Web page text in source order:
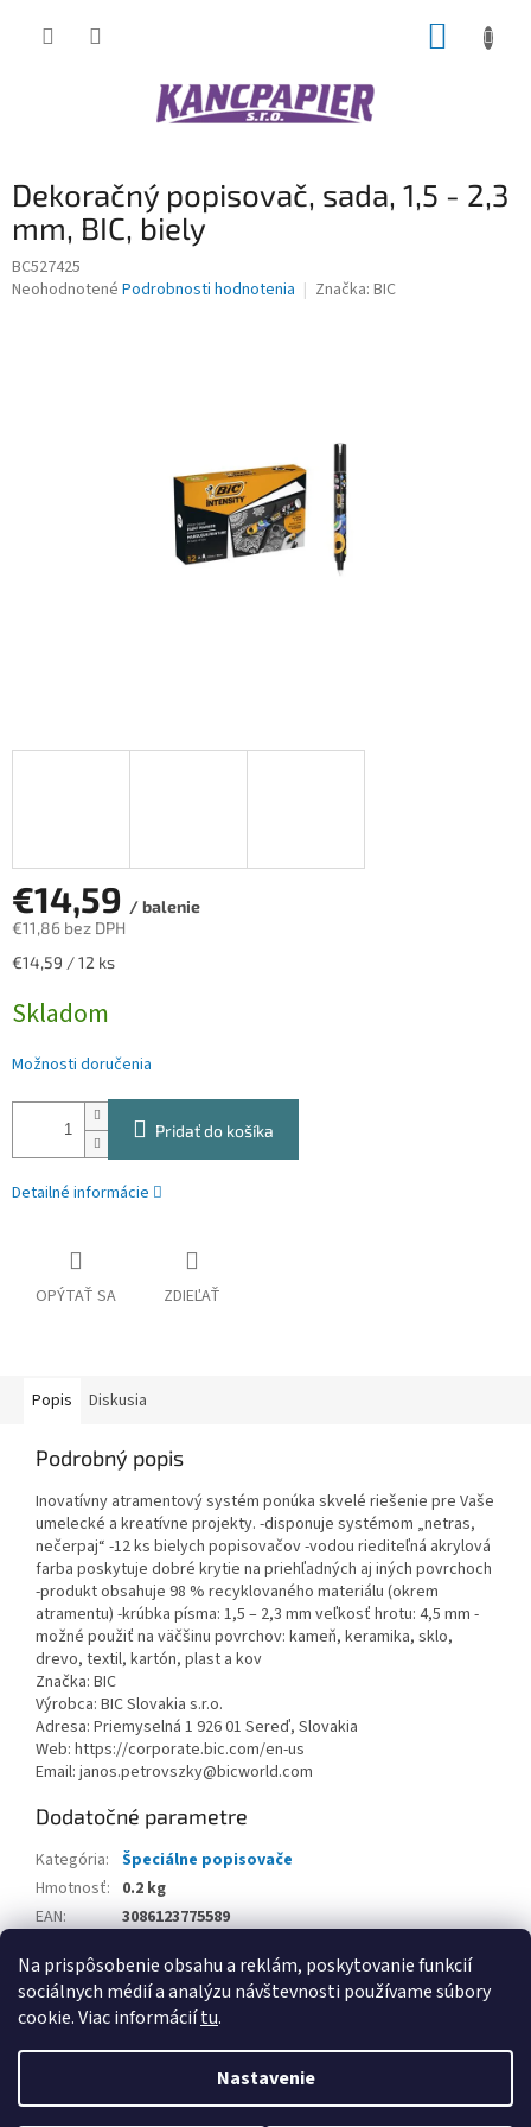
Na prispôsobenie obsahu a reklám, poskytovanie funkcií
sociálnych médií a analýzu návštevnosti používame súbory
cookie. Viac informáciítu.
Nastavenie
Dekoračný popisovač, sada, 1,5 - 2,3
mm, BIC, biely
BC527425
Priemerné
Neohodnotené Podrobnosti hodnotenia Značka: BIC
€14,59 / balenie
€11,86 bez DPH
Jednotková
€14,59 / 12 ks
Skladom
Možnosti doručenia
Pridať do košíka
Detailné informácie
OPÝTAŤ SA ZDIEĽAŤ
Popis Diskusia
Podrobný popis
Inovatívny atramentový systém ponúka skvelé riešenie pre Vaše
umelecké a kreatívne projekty. -disponuje systémom „netras,
nečerpaj“ -12 ks bielych popisovačov -vodou riediteľná akrylová
farba poskytuje dobré krytie na priehľadných aj iných povrchoch
-produkt obsahuje 98 % recyklovaného materiálu (okrem
atramentu) -krúbka písma: 1,5 – 2,3 mm veľkosť hrotu: 4,5 mm -
možné použiť na väčšinu povrchov: kameň, keramika, sklo,
drevo, textil, kartón, plast a kov
Značka: BIC
Výrobca: BIC Slovakia s.r.o.
Adresa: Priemyselná 1 926 01 Sereď, Slovakia
Web: https://corporate.bic.com/en-us
Email: janos.petrovszky@bicworld.com
Dodatočné parametre
Kategória: Špeciálne popisovače
Hmotnosť: 0.2 kg
EAN:
3086123775589